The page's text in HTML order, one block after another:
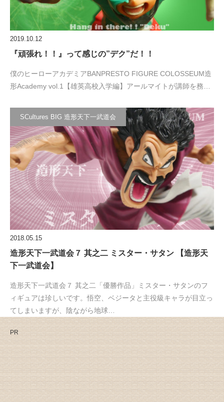
2019.10.12
『頑張れ！！』って感じの”デク”だ！！
僕のヒーローアカデミアBANPRESTO FIGURE COLOSSEUM造
形Academy vol.1【雄英高校入学編】アールマイトが講師を務…
SCultures BIG 造形天下一武道会
2018.05.15
造形天下一武道会７ 其之二 ミスター・サタン 【造形天
下一武道会】
造形天下一武道会７ 其之二「優勝作品」ミスター・サタンのフ
ィギュアは珍しいです。悟空、ベジータと主役級キャラが目立っ
てしまいますが、陰ながら地球…
PR